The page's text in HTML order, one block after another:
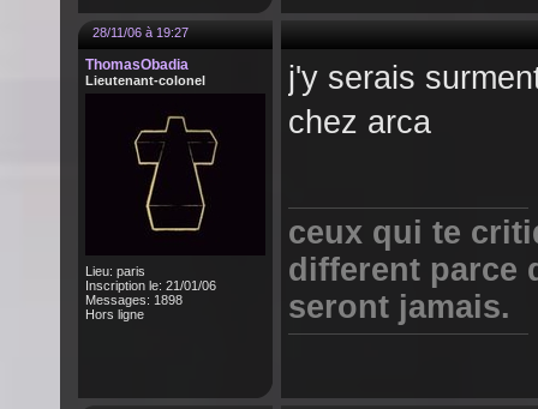
28/11/06 à 19:27
ThomasObadia
Lieutenant-colonel
Lieu: paris
Inscription le: 21/01/06
Messages: 1898
Hors ligne
j'y serais
chez arca
ceux qui te
different parce
seront jamais.